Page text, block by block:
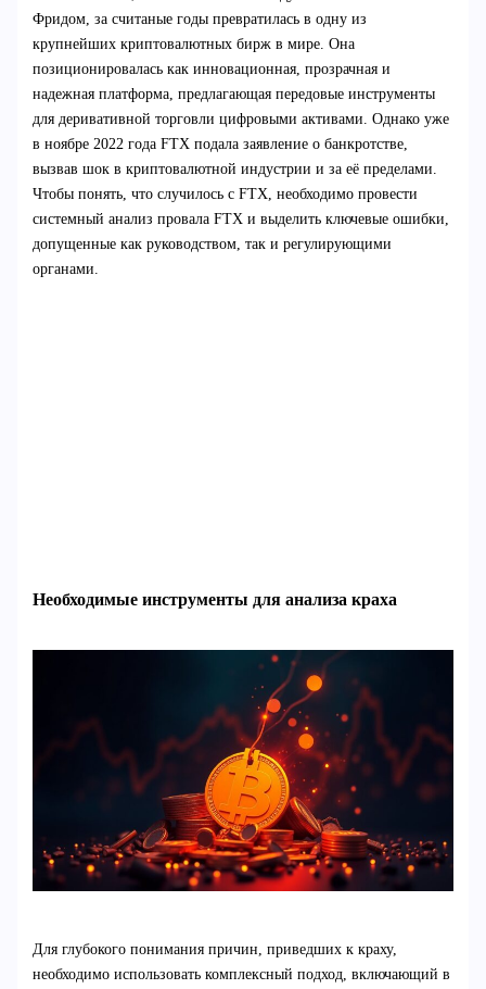
Фридом, за считаные годы превратилась в одну из
крупнейших криптовалютных бирж в мире. Она
позиционировалась как инновационная, прозрачная и
надежная платформа, предлагающая передовые инструменты
для деривативной торговли цифровыми активами. Однако уже
в ноябре 2022 года FTX подала заявление о банкротстве,
вызвав шок в криптовалютной индустрии и за её пределами.
Чтобы понять, что случилось с FTX, необходимо провести
системный анализ провала FTX и выделить ключевые ошибки,
допущенные как руководством, так и регулирующими
органами.
Необходимые инструменты для анализа краха
Для глубокого понимания причин, приведших к краху,
необходимо использовать комплексный подход, включающий в